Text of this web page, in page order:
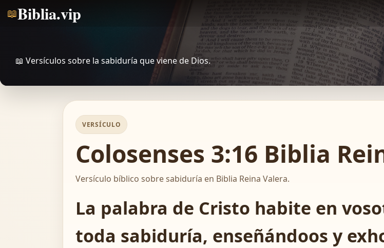
📖Biblia.vip
📖 Versículos sobre la sabiduría que viene de Dios.
VERSÍCULO
Colosenses 3:16 Biblia
Versículo bíblico sobre sabiduría en Biblia Reina Valera.
La palabra de Cristo habite en
toda sabiduría, enseñándoos y